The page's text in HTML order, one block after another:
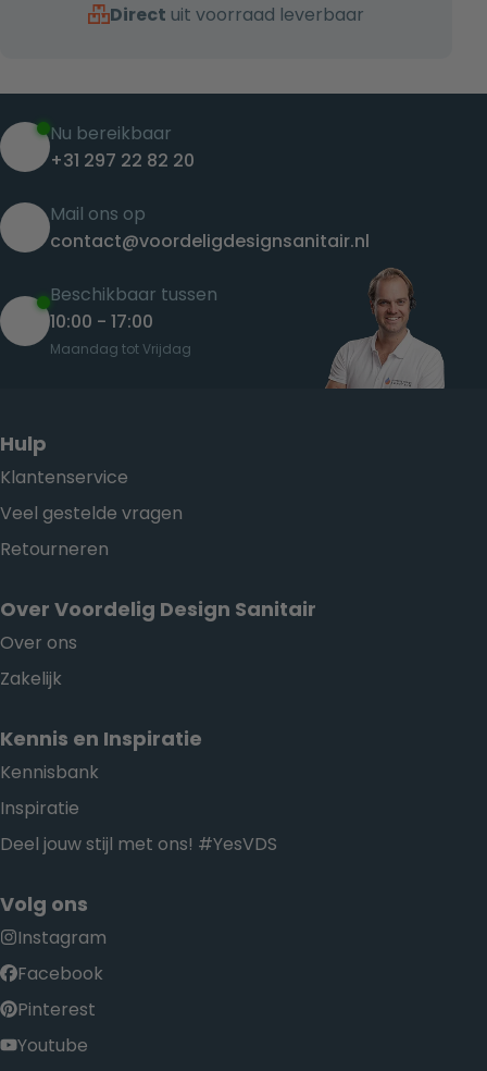
Direct uit voorraad leverbaar
Nu bereikbaar
+31 297 22 82 20
Mail ons op
contact@voordeligdesignsanitair.nl
Beschikbaar tussen
10:00 - 17:00
Maandag tot Vrijdag
Hulp
Klantenservice
Veel gestelde vragen
Retourneren
Over Voordelig Design Sanitair
Over ons
Zakelijk
Kennis en Inspiratie
Kennisbank
Inspiratie
Deel jouw stijl met ons! #YesVDS
Volg ons
Instagram
Facebook
Pinterest
Youtube